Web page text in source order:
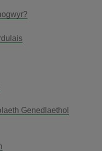
Genedlaethol